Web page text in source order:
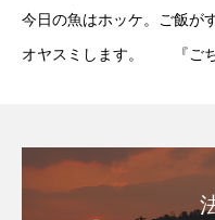
今日の魚はホッケ。ご飯が
オヤスミします。 『ごち